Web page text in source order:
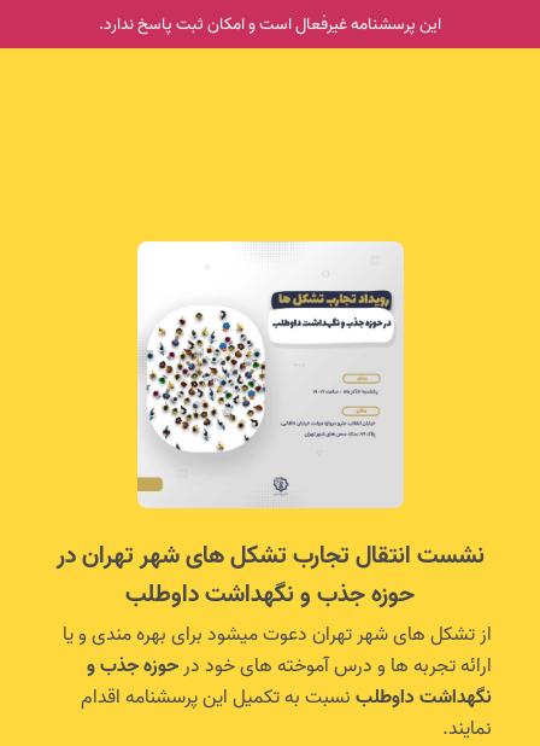
این پرسشنامه غیر‌فعال است و امکان ثبت پاسخ ندارد.
نشست انتقال تجارب تشکل های شهر تهران در
حوزه جذب و نگهداشت داوطلب
از تشکل های شهر تهران دعوت میشود برای بهره مندی و یا
ارائه تجربه ها و درس آموخته های خود درحوزه جذب و
نگهداشت داوطلبنسبت به تکمیل این پرسشنامه اقدام
نمایند.